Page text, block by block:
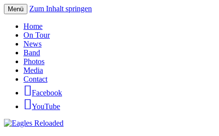
Eagles Reloaded
Menü Zum Inhalt springen
Home
On Tour
News
Band
Photos
Media
Contact
Facebook
YouTube